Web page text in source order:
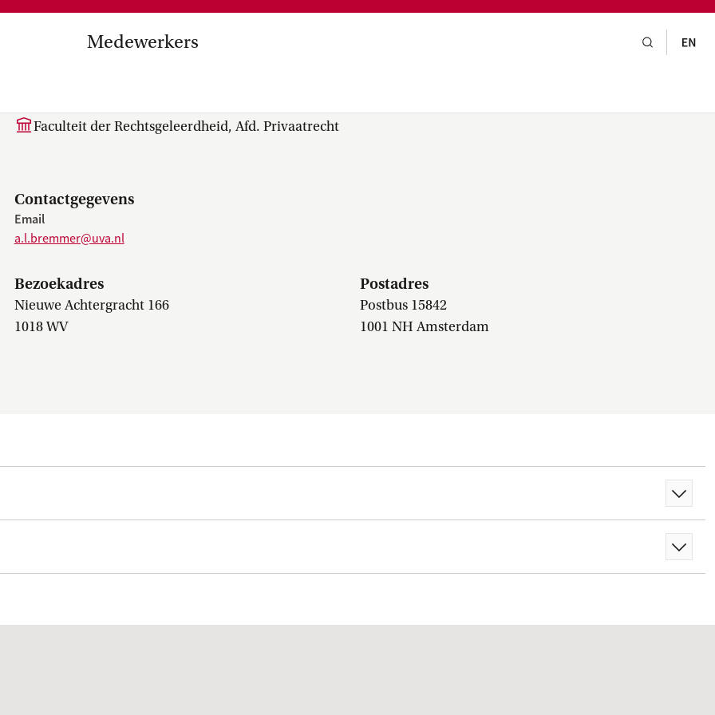
Medewerkers
plan, instellingsplan,
Internationalisering in
Medezeggenschap, ondernemingsraad,
Faculteit der Rechtsgeleerdheid, Afd. Privaatrecht
Contactgegevens
Email
a.l.bremmer@uva.nl
Bezoekadres
Nieuwe Achtergracht 166
1018 WV
Postadres
Postbus 15842
1001 NH Amsterdam